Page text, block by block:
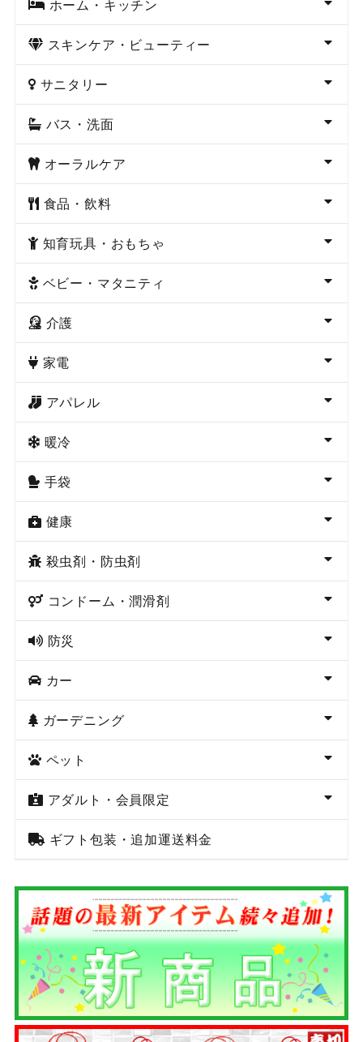
ホーム・キッチン
スキンケア・ビューティー
サニタリー
バス・洗面
オーラルケア
食品・飲料
知育玩具・おもちゃ
ベビー・マタニティ
介護
家電
アパレル
暖冷
手袋
健康
殺虫剤・防虫剤
コンドーム・潤滑剤
防災
カー
ガーデニング
ペット
アダルト・会員限定
ギフト包装・追加運送料金